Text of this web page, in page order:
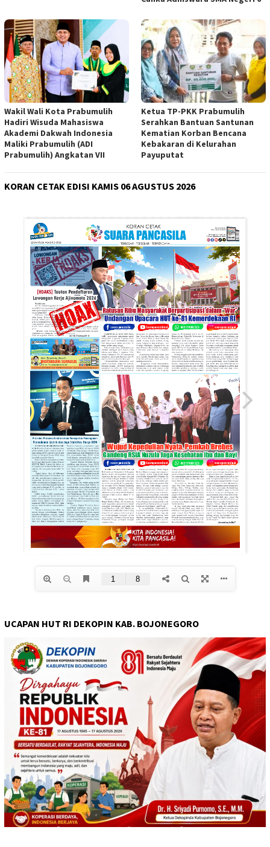
Wakil Wali Kota Prabumulih
Hadiri Wisuda Mahasiswa
Akademi Dakwah Indonesia
Maliki Prabumulih (ADI
Prabumulih) Angkatan VII
Ketua TP-PKK Prabumulih
Serahkan Bantuan Santunan
Kematian Korban Bencana
Kebakaran di Kelurahan
Payuputat
KORAN CETAK EDISI KAMIS 06 AGUSTUS 2026
UCAPAN HUT RI DEKOPIN KAB. BOJONEGORO